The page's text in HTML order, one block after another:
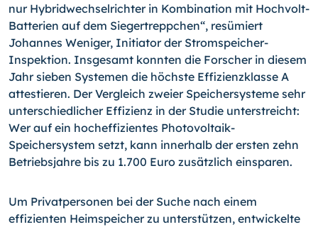
nur Hybridwechselrichter in Kombination mit Hochvolt-
Batterien auf dem Siegertreppchen“, resümiert
Johannes Weniger, Initiator der Stromspeicher-
Inspektion. Insgesamt konnten die Forscher in diesem
Jahr sieben Systemen die höchste Effizienzklasse A
attestieren. Der Vergleich zweier Speichersysteme sehr
unterschiedlicher Effizienz in der Studie unterstreicht:
Wer auf ein hocheffizientes Photovoltaik-
Speichersystem setzt, kann innerhalb der ersten zehn
Betriebsjahre bis zu 1.700 Euro zusätzlich einsparen.
Um Privatpersonen bei der Suche nach einem
effizienten Heimspeicher zu unterstützen, entwickelte